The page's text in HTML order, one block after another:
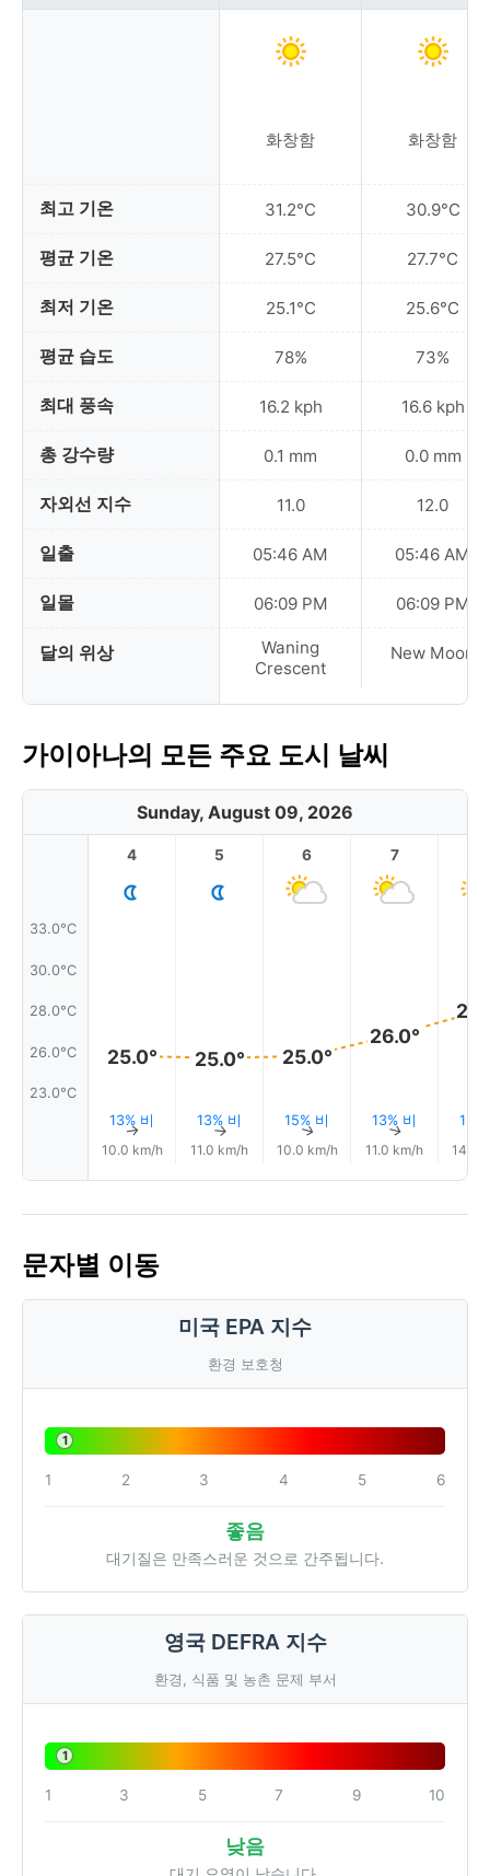
최고 기온
평균 기온
최저 기온
평균 습도
최대 풍속
총 강수량
자외선 지수
일출
일몰
달의 위상
화창함
31.2°C
27.5°C
25.1°C
78%
16.2 kph
0.1 mm
11.0
05:46 AM
06:09 PM
Waning
Crescent
화창함
30.9°C
27.7°C
25.6°C
73%
16.6 kph
0.0 mm
12.0
05:46 AM
06:09 PM
New Moon
가이아나의 모든 주요 도시 날씨
Sunday, August 09, 2026
33.0°C
30.0°C
28.0°C
26.0°C
23.0°C
4
25.0°
13% 비
↑
10.0 km/h
5
25.0°
13% 비
↑
11.0 km/h
6
25.0°
15% 비
↑
10.0 km/h
7
26.0°
13% 비
↑
11.0 km/h
12%
14.0
문자별 이동
미국 EPA 지수
환경 보호청
1
1 2 3 4 5 6
좋음
대기질은 만족스러운 것으로 간주됩니다.
영국 DEFRA 지수
환경, 식품 및 농촌 문제 부서
1
1 3 5 7 9 10
낮음